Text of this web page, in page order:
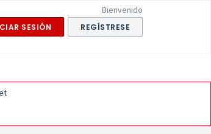
Bienvenido
SESIÓN REGÍSTRESE